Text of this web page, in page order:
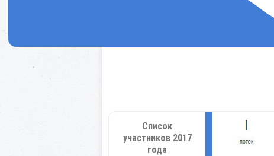
Список
участников 2017
года